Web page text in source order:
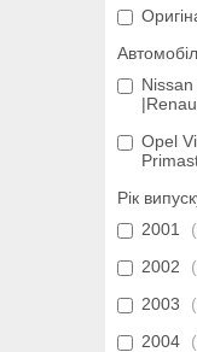
Opel
Рік
2001
2002
2003
2004